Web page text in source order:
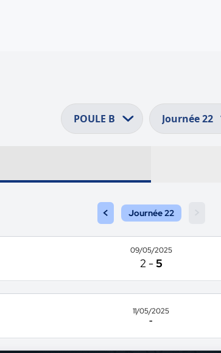
< Journée 22
09/05/2025
2 -5
11/05/2025
-